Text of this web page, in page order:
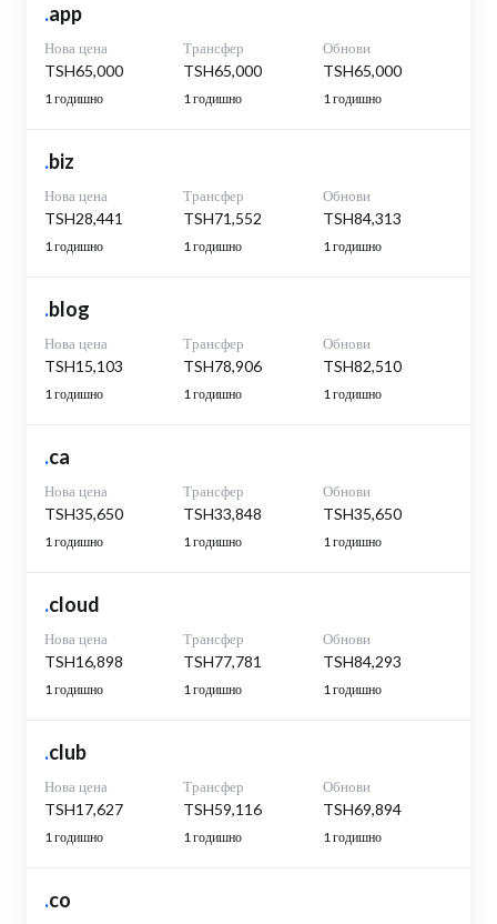
.app
Нова цена
TSH65,000
1 годишно
Трансфер
TSH65,000
1 годишно
Обнови
TSH65,000
1 годишно
.biz
Нова цена
TSH28,441
1 годишно
Трансфер
TSH71,552
1 годишно
Обнови
TSH84,313
1 годишно
.blog
Нова цена
TSH15,103
1 годишно
Трансфер
TSH78,906
1 годишно
Обнови
TSH82,510
1 годишно
.ca
Нова цена
TSH35,650
1 годишно
Трансфер
TSH33,848
1 годишно
Обнови
TSH35,650
1 годишно
.cloud
Нова цена
TSH16,898
1 годишно
Трансфер
TSH77,781
1 годишно
Обнови
TSH84,293
1 годишно
.club
Нова цена
TSH17,627
1 годишно
Трансфер
TSH59,116
1 годишно
Обнови
TSH69,894
1 годишно
.co